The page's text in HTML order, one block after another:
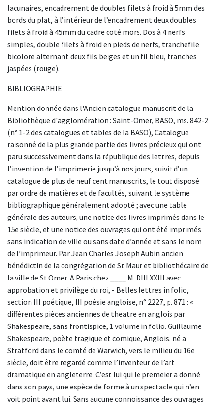
lacunaires, encadrement de doubles filets à froid à 5mm des
bords du plat, à l’intérieur de l’encadrement deux doubles
filets à froid à 45mm du cadre coté mors. Dos à 4 nerfs
simples, double filets à froid en pieds de nerfs, tranchefile
bicolore alternant deux fils beiges et un fil bleu, tranches
jaspées (rouge).
BIBLIOGRAPHIE
Mention donnée dans l'Ancien catalogue manuscrit de la
Bibliothèque d'agglomération : Saint-Omer, BASO, ms. 842-2
(n° 1-2 des catalogues et tables de la BASO), Catalogue
raisonné de la plus grande partie des livres précieux qui ont
paru successivement dans la république des lettres, depuis
l’invention de l’imprimerie jusqu’à nos jours, suivit d’un
catalogue de plus de neuf cent manuscrits, le tout disposé
par ordre de matières et de facultés, suivant le système
bibliographique généralement adopté ; avec une table
générale des auteurs, une notice des livres imprimés dans le
15e siècle, et une notice des ouvrages qui ont été imprimés
sans indication de ville ou sans date d’année et sans le nom
de l’imprimeur. Par Jean Charles Joseph Aubin ancien
bénédictin de la congrégation de St Maur et bibliothécaire de
la ville de St Omer. A Paris chez ____ M. DIII XXIII avec
approbation et privilège du roi, - Belles lettres in folio,
section III poétique, III poésie angloise, n° 2227, p. 871 : «
différentes pièces anciennes de theatre en anglois par
Shakespeare, sans frontispice, 1 volume in folio. Guillaume
Shakespeare, poète tragique et comique, Anglois, né a
Stratford dans le comté de Warwich, vers le milieu du 16e
siècle, doit être regardé comme l’inventeur de l’art
dramatique en angleterre. C’est lui qui le premeier a donné
dans son pays, une espèce de forme à un spectacle qui n’en
voit point avant lui. Sans aucune connoissance des ouvrages